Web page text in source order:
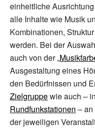
einheitliche
alle Inhalte wie Musik
Kombinationen,
werden. Bei der
auch von der „
Ausgestaltung eines
den Bedürfnissen und
Zielgruppewie auch –
Rundfunkstationen –
der jeweiligen